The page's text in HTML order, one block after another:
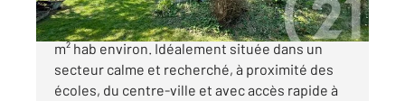
ST MARD (77230) Maison familiale 5 pièces 120
m² hab environ. Idéalement située dans un
secteur calme et recherché, à proximité des
écoles, du centre-ville et avec accès rapide à